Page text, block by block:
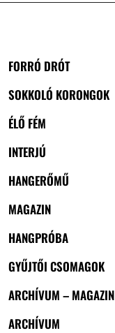
FORRÓ DRÓT
SOKKOLÓ KORONGOK
ÉLŐ FÉM
INTERJÚ
HANGERŐMŰ
MAGAZIN
HANGPRÓBA
GYŰJTŐI CSOMAGOK
ARCHÍVUM – MAGAZIN
ARCHÍVUM